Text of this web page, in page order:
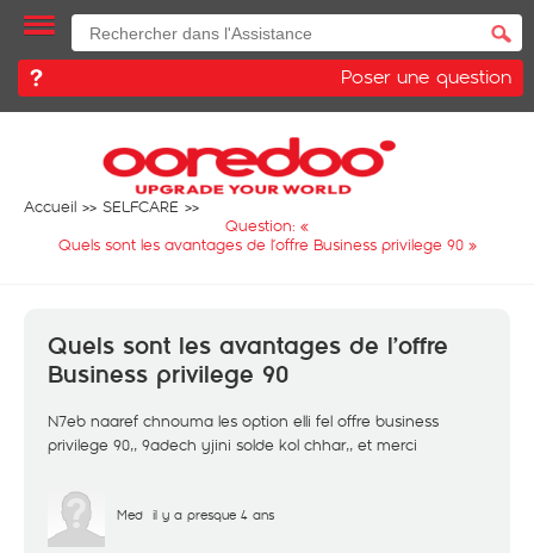
Poser une question
Accueil
SELFCARE
Question: «
Quels sont les avantages de l’offre Business privilege 90»
Quels sont les avantages de l’offre
Business privilege 90
N7eb naaref chnouma les option elli fel offre business
privilege 90,, 9adech yjini solde kol chhar,, et merci
Med il y a presque 4 ans